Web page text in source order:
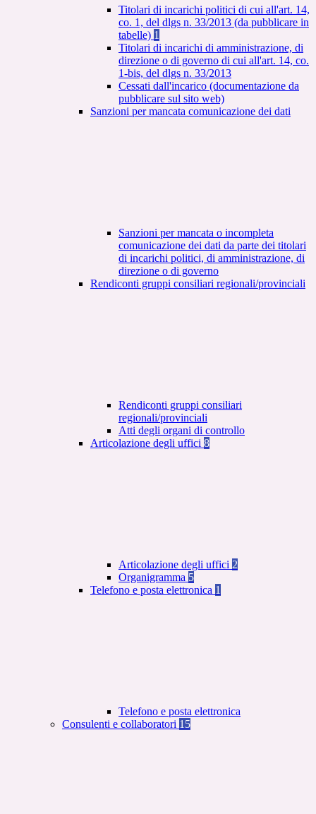
Titolari di incarichi politici di cui all'art. 14,
co. 1, del dlgs n. 33/2013 (da pubblicare in
tabelle) 1
Titolari di incarichi di amministrazione, di
direzione o di governo di cui all'art. 14, co.
1-bis, del dlgs n. 33/2013
Cessati dall'incarico (documentazione da
pubblicare sul sito web)
Sanzioni per mancata comunicazione dei dati
Sanzioni per mancata o incompleta
comunicazione dei dati da parte dei titolari
di incarichi politici, di amministrazione, di
direzione o di governo
Rendiconti gruppi consiliari regionali/provinciali
Rendiconti gruppi consiliari
regionali/provinciali
Atti degli organi di controllo
Articolazione degli uffici 8
Articolazione degli uffici 2
Organigramma 5
Telefono e posta elettronica 1
Telefono e posta elettronica
Consulenti e collaboratori 15